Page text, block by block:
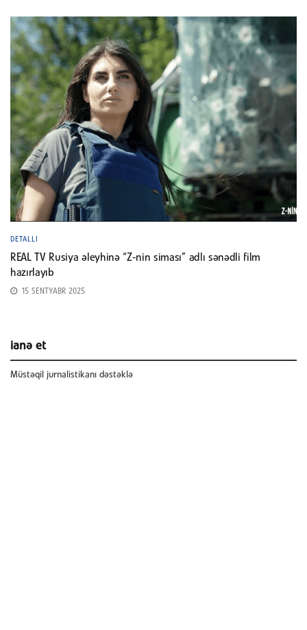
DETALLI
REAL TV Rusiya əleyhinə “Z-nin siması” adlı sənədli film
hazırlayıb
15 SENTYABR 2025
ianə et
Müstəqil jurnalistikanı dəstəklə